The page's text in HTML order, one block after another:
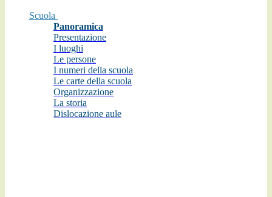
Scuola
Panoramica
Presentazione
I luoghi
Le persone
I numeri della scuola
Le carte della scuola
Organizzazione
La storia
Dislocazione aule